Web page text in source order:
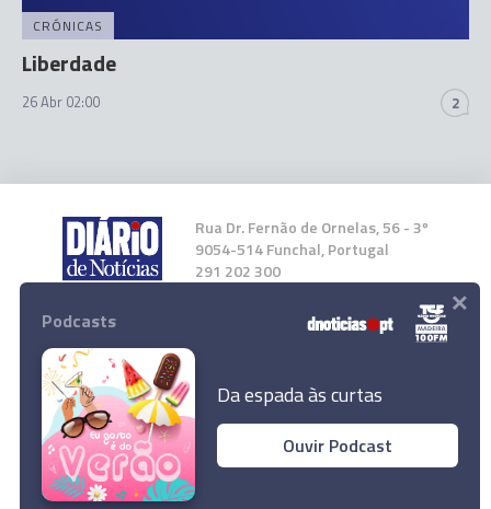
CRÓNICAS
Liberdade
26 Abr 02:00 2
Rua Dr. Fernão de Ornelas, 56 - 3º
9054-514 Funchal, Portugal
291 202 300
Instale a nossa App
© 2026 Empresa Diário de Notícias, Lda.
Todos os direitos reservados.
Podcasts
Da espada às curtas
Ouvir Podcast
×